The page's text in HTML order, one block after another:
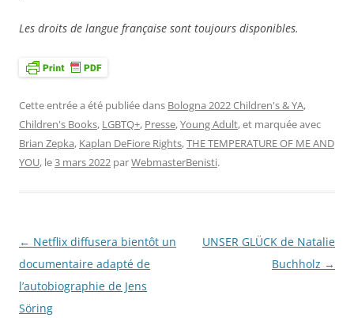
Les droits de langue française sont toujours disponibles.
Cette entrée a été publiée dans Bologna 2022 Children's & YA,
Children's Books, LGBTQ+, Presse,Young Adult, et marquée avec
Brian Zepka, Kaplan DeFiore Rights,THE TEMPERATURE OF ME AND
YOU, le3 mars 2022 parWebmasterBenisti.
Navigation
des
articles
← Netflix diffusera bientôt un
documentaire adapté de
l’autobiographie de Jens
Söring
UNSER GLÜCK de Natalie
Buchholz →